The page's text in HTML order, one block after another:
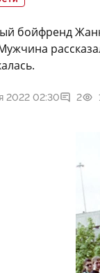
бойфренд
2022 02:30 2